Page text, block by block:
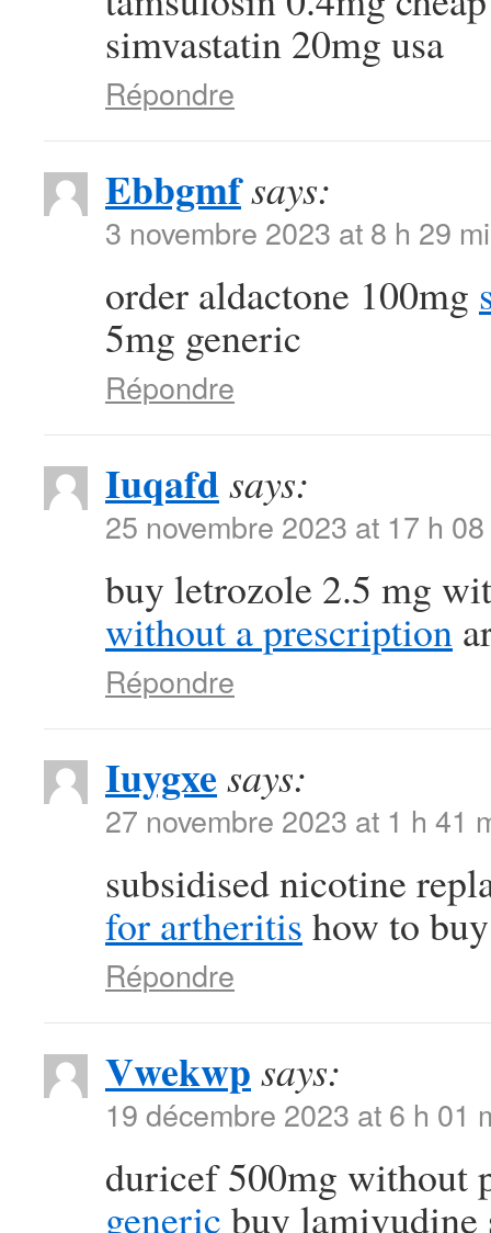
simvastatin 20mg usa
Répondre
Ebbgmfsays:
3 novembre 2023 at 8 h 29
order aldactone 100mg
5mg generic
Répondre
Iuqafdsays:
25 novembre 2023 at 17 h
buy letrozole 2.5 mg
without a prescription
Répondre
Iuygxe says:
27 novembre 2023 at 1 h 41
subsidised nicotine
for artheritis how to
Répondre
Vwekwp says:
19 décembre 2023 at 6 h 01
duricef 500mg without
generic buy lamivudine